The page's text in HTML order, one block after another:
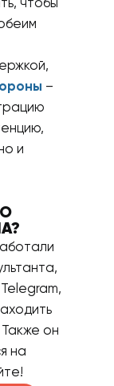
чтобы
–
и
он
на